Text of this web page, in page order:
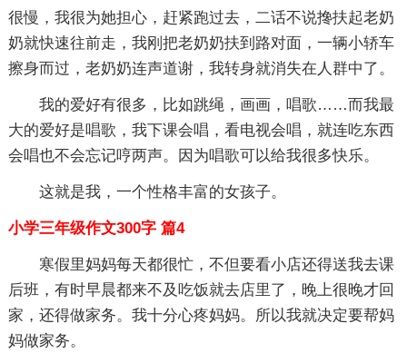
很慢，我很为她担心，赶紧跑过去，二话不说搀扶起老奶
奶就快速往前走，我刚把老奶奶扶到路对面，一辆小轿车
擦身而过，老奶奶连声道谢，我转身就消失在人群中了。
我的爱好有很多，比如跳绳，画画，唱歌……而我最
大的爱好是唱歌，我下课会唱，看电视会唱，就连吃东西
会唱也不会忘记哼两声。因为唱歌可以给我很多快乐。
这就是我，一个性格丰富的女孩子。
小学三年级作文300字 篇4
寒假里妈妈每天都很忙，不但要看小店还得送我去课
后班，有时早晨都来不及吃饭就去店里了，晚上很晚才回
家，还得做家务。我十分心疼妈妈。所以我就决定要帮妈
妈做家务。